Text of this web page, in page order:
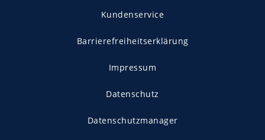
Kundenservice
Barrierefreiheitserklärung
Impressum
Datenschutz
Datenschutzmanager